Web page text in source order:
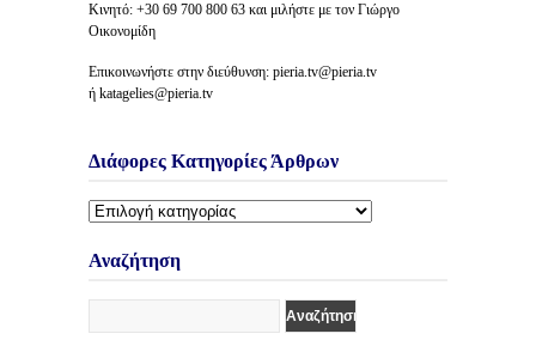
Κινητό: +30 69 700 800 63 και μιλήστε με τον Γιώργο
Οικονομίδη
Επικοινωνήστε στην διεύθυνση: pieria.tv@pieria.tv
ή katagelies@pieria.tv
Διάφορες Κατηγορίες Άρθρων
Διάφορες
Άρθρων
Αναζήτηση